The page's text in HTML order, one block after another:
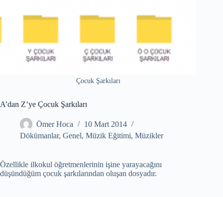
Çocuk Şarkıları
A’dan Z’ye Çocuk Şarkıları
Ömer Hoca
10 Mart 2014
Dökümanlar, Genel, Müzik Eğitimi, Müzikler
Özellikle ilkokul öğretmenlerinin işine yarayacağını
düşündüğüm çocuk şarkılarından oluşan dosyadır.